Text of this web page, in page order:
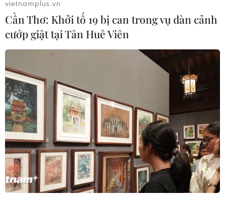
Tám ngân hàng lớn nhất của Mỹ có thể
phải tăng dự trữ vốn
28/09/2016 07:42
Tám ngân hàng lớn nhất của Mỹ với vai trò quan trọng
trong hệ thống tài chính toàn cầu cần tăng dự trữ vốn để
đảm bảo sự an toàn của cả hệ thống.
vietnamplus.vn
Cần Thơ: Khởi tố 19 bị can trong vụ dàn cảnh
cướp giật tại Tân Huê Viên